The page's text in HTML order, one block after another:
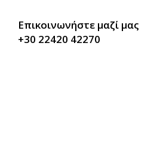
Επικοινωνήστε μαζί μας
+30 22420 42270